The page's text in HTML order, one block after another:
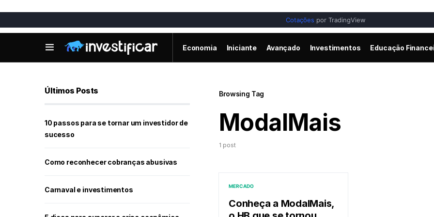
Cotações por TradingView
Economia Iniciante Avançado Investimentos Educação
Browsing Tag
ModalMais
1 post
MERCADO
Conheça a ModalMais,
Últimos Posts
10 passos para se tornar um investidor de
sucesso
Como reconhecer cobranças abusivas
Carnaval e investimentos